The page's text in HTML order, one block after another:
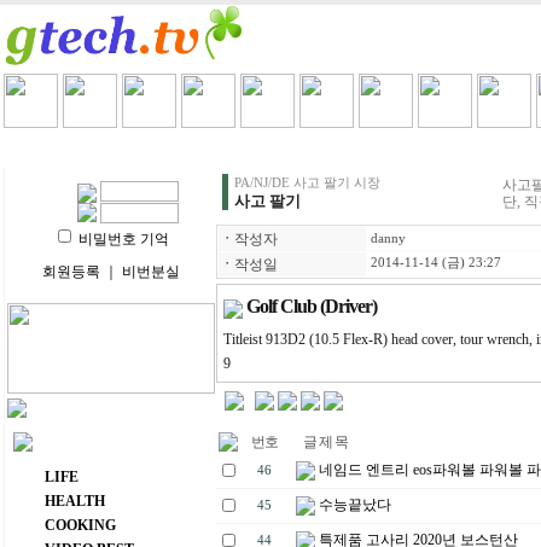
비밀번호 기억
회원등록
비번분실
주요 메뉴
LIFE
HEALTH
COOKING
PA/NJ/DE 사고 팔기 시장
사고 팔기
사고
단,
ㆍ 작성자 danny
ㆍ 작성일 2014-11-14 (금) 23:27
Golf Club (Driver)
Titleist 913D2 (10.5 Flex-R) head cover, tour
9
번호 글 제 목
46 네임드 엔트리 eos파워볼 파워볼
45 수능끝났다
44 특제품 고사리 2020년 보스턴산